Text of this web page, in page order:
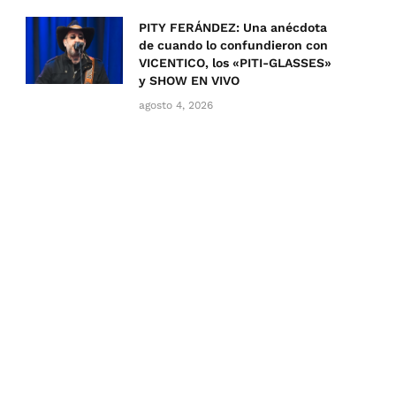
PITY FERÁNDEZ: Una anécdota
de cuando lo confundieron con
VICENTICO, los «PITI-GLASSES»
y SHOW EN VIVO
agosto 4, 2026